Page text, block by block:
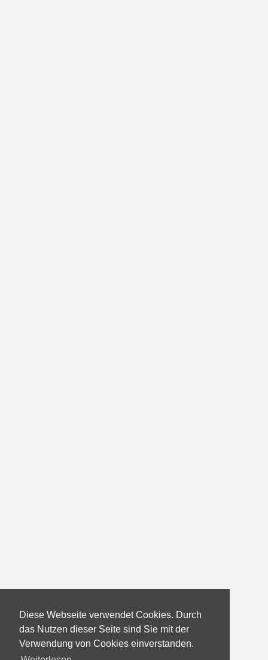
Diese Webseite verwendet Cookies. Durch
das Nutzen dieser Seite sind Sie mit der
Verwendung von Cookies einverstanden.